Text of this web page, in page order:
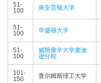
51-
100
南安普顿大学
51-
100
华盛顿大学
51-
100
威斯康辛大学麦迪
逊分校
101-
150
查尔姆斯理工大学